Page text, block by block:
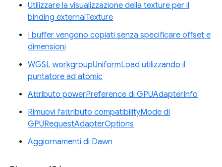
Utilizzare la visualizzazione della texture per il
binding externalTexture
I buffer vengono copiati senza specificare offset e
dimensioni
WGSL workgroupUniformLoad utilizzando il
puntatore ad atomic
Attributo powerPreference di GPUAdapterInfo
Rimuovi l'attributo compatibilityMode di
GPURequestAdapterOptions
Aggiornamenti di Dawn